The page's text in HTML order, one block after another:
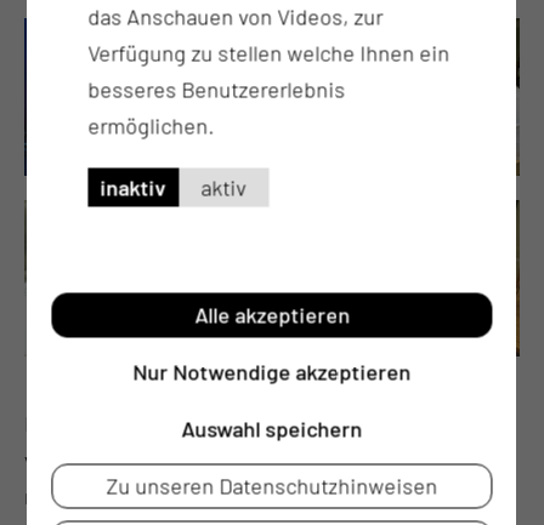
Bei uns können Sie in angemessener Atmosphäre
von Ihren verstorbenen Angehörigen Abschied
nehmen. Dafür steht bei uns ein separater
das Anschauen von Videos, zur
Verfügung zu stellen welche Ihnen ein
besseres Benutzererlebnis
ermöglichen.
inaktiv aktiv
Alle akzeptieren
Nur Notwendige akzeptieren
Auswahl speichern
Zu unseren Datenschutzhinweisen